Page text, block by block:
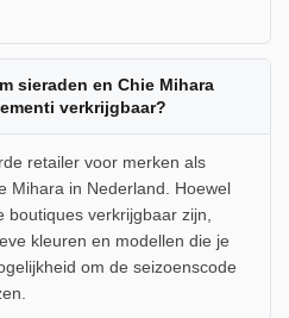
sieraden en Chie Mihara
verkrijgbaar?
retailer voor merken als
Mihara in Nederland. Hoewel
verkrijgbaar zijn,
kleuren en modellen die je
om de seizoenscode